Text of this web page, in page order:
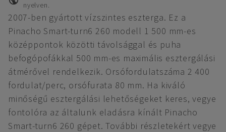
nyelven.
2007-ben gyártott vízszintes eszterga. Ez a
Pinacho Smart-turn6 260 modell 1 500 mm-es
középpontok közötti távolsággal és puha
befogópofákkal 500 mm-es maximális esztergálási
átmérővel rendelkezik. Orsófordulatszáma 2 400
fordulat/perc, orsófurata 80 mm. Ha kiváló
minőségű esztergálási lehetőségeket keres, vegye
fontolóra az általunk eladásra kínált Pinacho
Smart-turn6 260 gépet. További részletekért vegye